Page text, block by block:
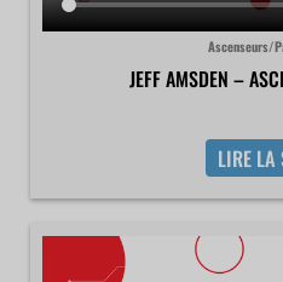
Ascenseurs/
JEFF AMSDEN –
LIRE LA